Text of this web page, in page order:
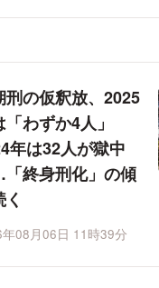
刑の仮釈放、2025
わずか4人」
年は32人が獄中
終身刑化」の傾
08月06日 11時39分